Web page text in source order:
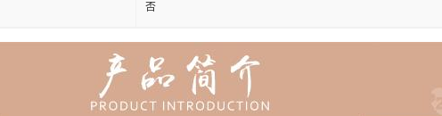
否